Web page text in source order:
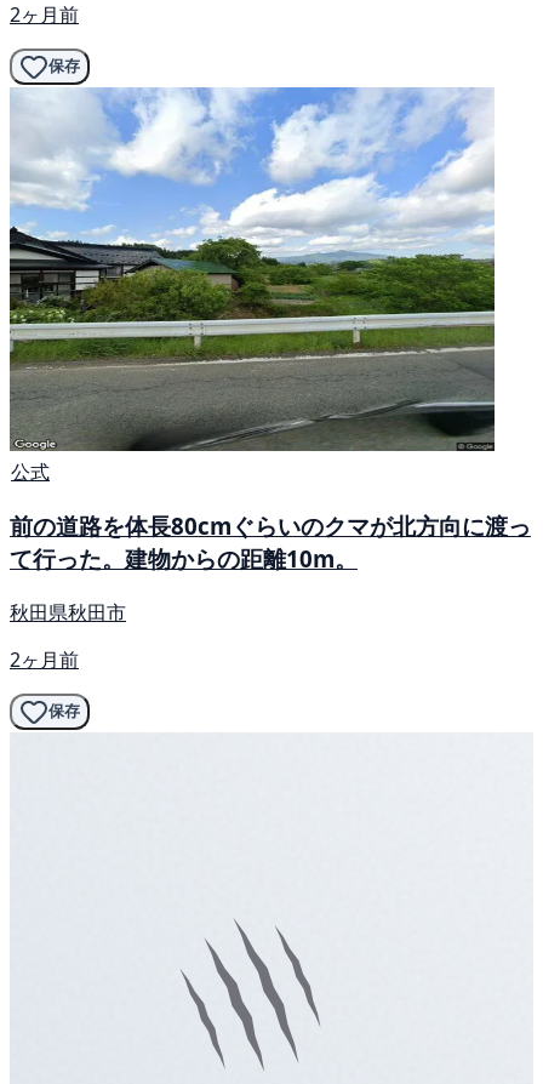
2ヶ月前
保存
公式
前の道路を体長80cmぐらいのクマが北方向に渡っ
て行った。建物からの距離10m。
秋田県秋田市
2ヶ月前
保存